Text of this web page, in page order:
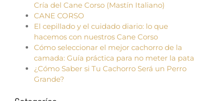
Cría del Cane Corso (Mastín Italiano)
CANE CORSO
El cepillado y el cuidado diario: lo que
hacemos con nuestros Cane Corso
Cómo seleccionar el mejor cachorro de la
camada: Guía práctica para no meter la pata
¿Cómo Saber si Tu Cachorro Será un Perro
Grande?